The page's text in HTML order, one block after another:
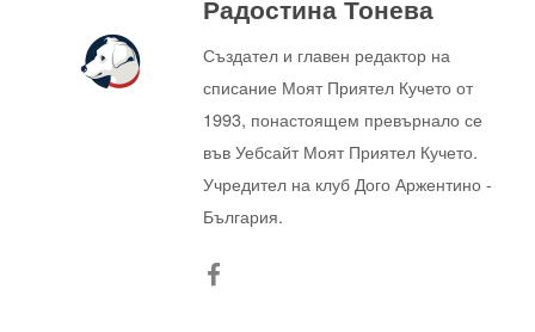
Радостина Тонева
Създател и главен редактор на
списание Моят Приятел Кучето от
1993, понастоящем превърнало се
във Уебсайт Моят Приятел Кучето.
Учредител на клуб Дого Аржентино -
България.